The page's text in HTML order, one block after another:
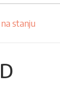
stanju